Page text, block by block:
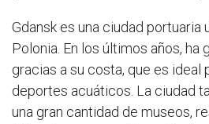
Gdansk es una ciudad portuaria
Polonia. En los últimos años, ha
gracias a su costa, que es ideal
deportes acuáticos. La ciudad
una gran cantidad de museos,